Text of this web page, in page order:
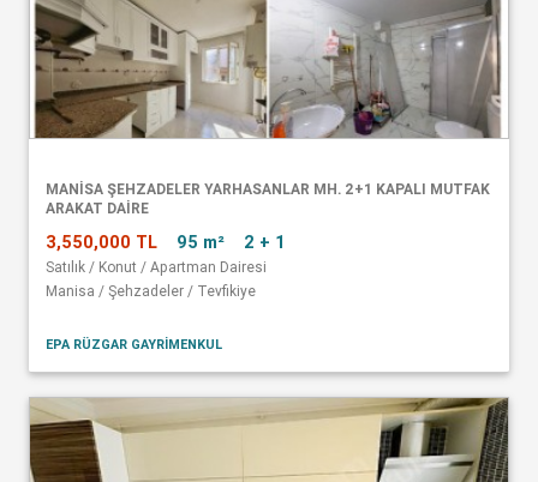
MANISA ŞEHZADELER YARHASANLAR MH. 2+1 KAPALI MUTFAK
ARAKAT DAIRE
3,550,000 TL 95 m² 2 + 1
Satılık / Konut / Apartman Dairesi
Manisa / Şehzadeler / Tevfikiye
EPA RÜZGAR GAYRİMENKUL